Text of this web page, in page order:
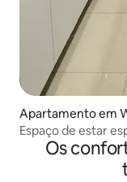
Apartamento em
Espaço de estar
Os